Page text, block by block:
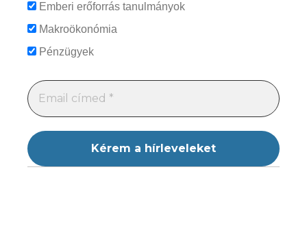
Emberi erőforrás tanulmányok
Makroökonómia
Pénzügyek